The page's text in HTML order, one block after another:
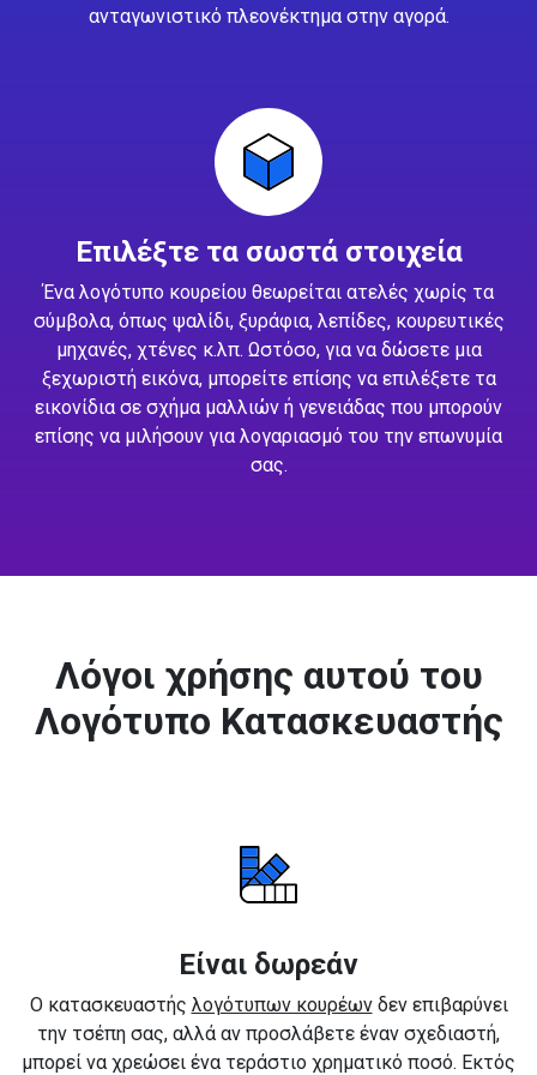
ανταγωνιστικό πλεονέκτημα στην αγορά.
Επιλέξτε τα σωστά στοιχεία
Ένα λογότυπο κουρείου θεωρείται ατελές χωρίς τα
σύμβολα, όπως ψαλίδι, ξυράφια, λεπίδες, κουρευτικές
μηχανές, χτένες κ.λπ. Ωστόσο, για να δώσετε μια
ξεχωριστή εικόνα, μπορείτε επίσης να επιλέξετε τα
εικονίδια σε σχήμα μαλλιών ή γενειάδας που μπορούν
επίσης να μιλήσουν για λογαριασμό του την επωνυμία
σας.
Λόγοι χρήσης αυτού του
Λογότυπο Κατασκευαστής
Είναι δωρεάν
Ο κατασκευαστής λογότυπων κουρέωνδεν επιβαρύνει
την τσέπη σας, αλλά αν προσλάβετε έναν σχεδιαστή,
μπορεί να χρεώσει ένα τεράστιο χρηματικό ποσό. Εκτός